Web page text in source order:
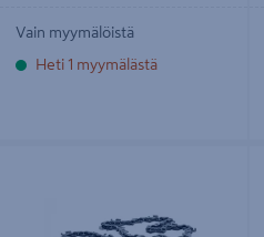
Vain myymälöistä
Heti 1 myymälästä